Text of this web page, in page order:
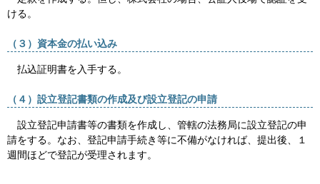
ける。
（３）資本金の払い込み
払込証明書を入手する。
（４）設立登記書類の作成及び設立登記の申請
設立登記申請書等の書類を作成し、管轄の法務局に設立登記の申
請をする。なお、登記申請手続き等に不備がなければ、提出後、１
週間ほどで登記が受理されます。